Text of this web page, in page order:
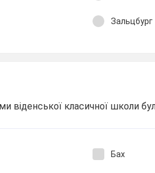
Зальцбург
віденської класичної школи
Бах